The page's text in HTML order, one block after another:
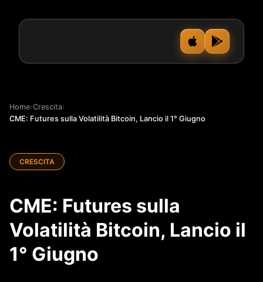
Home›Crescita›
CME: Futures sulla Volatilità Bitcoin, Lancio il 1° Giugno
CRESCITA
CME: Futures sulla
Volatilità Bitcoin, Lancio il
1° Giugno